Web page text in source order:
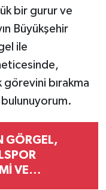
bir gurur ve
Büyükşehir
ile
bırakma
bulunuyorum.
GÖRGEL,
VE